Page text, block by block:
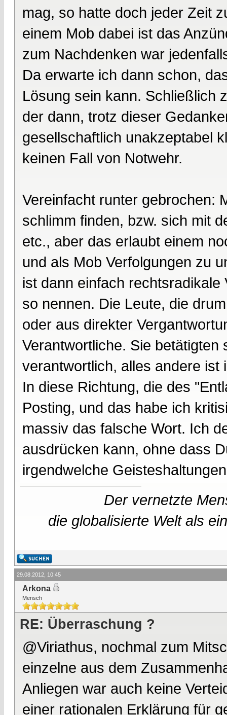
mag, so hatte doch jeder Zeit
einem Mob dabei ist das
zum Nachdenken war
Da erwarte ich dann schon,
Lösung sein kann. Schließlich
der dann, trotz dieser
gesellschaftlich unakzeptabel
keinen Fall von Notwehr.
Vereinfacht runter gebrochen:
schlimm finden, bzw. sich mit
etc., aber das erlaubt einem
und als Mob Verfolgungen zu
ist dann einfach
so nennen. Die Leute, die
oder aus direkter
Verantwortliche. Sie
verantwortlich, alles andere
In diese Richtung, die des
Posting, und das habe ich
massiv das falsche Wort. Ich
ausdrücken kann, ohne dass
irgendwelche
Der vernetzte
die globalisierte Welt als
29.08.2012, 10:45
Arkona
Mensch
RE: Überraschung ?
@Viriathus, nochmal zum
einzelne aus dem
Anliegen war auch keine
einer rationalen Erklärung für